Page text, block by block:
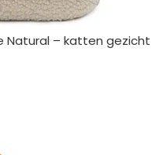
Natural – katten gezicht